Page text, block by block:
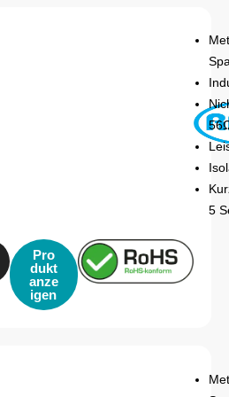
5
Pro
dukt
anze
igen